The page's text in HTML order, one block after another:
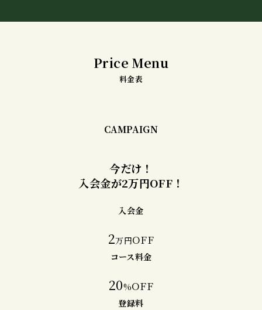
Price Menu
料金表
CAMPAIGN
今だけ！
入会金が2万円OFF！
入会金
2万円OFF
コース料金
20%OFF
登録料